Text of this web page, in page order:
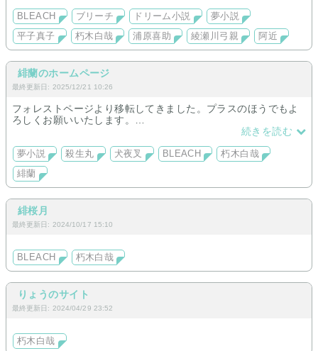
BLEACH ブリーチ ドリーム小説
夢小説
平子真子
朽木白哉 浦原喜助 綾瀬川弓親 阿近
緋蘭のホームページ
最終更新日: 2025/12/21 10:26
フォレストページより移転してきました。プラスのほうでもよ
ろしくお願いいたします。
ので良かったらそちらも見てやってください。
続きを読む
夢小説 殺生丸 犬夜叉 BLEACH
朽木白哉
緋蘭
緋桜月
最終更新日: 2024/10/17 15:10
BLEACH 朽木白哉
りょうのサイト
最終更新日: 2024/04/29 23:52
朽木白哉